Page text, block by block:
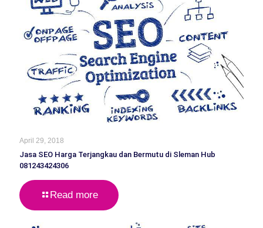
April 29, 2018
Jasa SEO Harga Terjangkau dan Bermutu di Sleman Hub
081243424306
Read more